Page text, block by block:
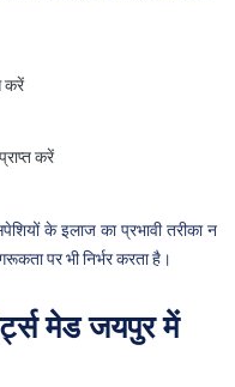
करें
करें
के इलाज का प्रभावी तरीका न
पर भी निर्भर करता है।
मेड जयपुर में